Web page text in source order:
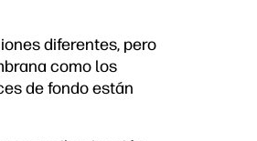
diferentes, pero
como los
de fondo están